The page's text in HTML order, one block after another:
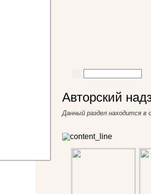
Авторский
Данный раздел находится в